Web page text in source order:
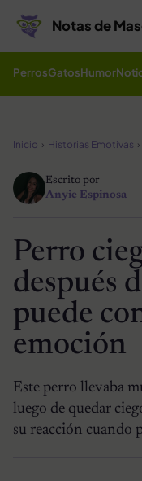
Notas de
PerrosGatosHumor
Inicio Historias Emotivas
Escrito por
Anyie Espinosa
Perro
después
puede
emoción
Este perro llevaba
luego de quedar
su reacción cuando